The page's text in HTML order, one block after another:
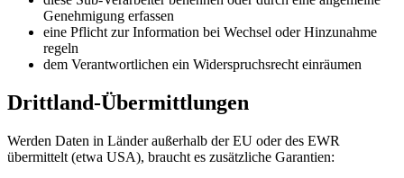
Genehmigung erfassen
eine Pflicht zur Information bei Wechsel oder Hinzunahme
regeln
dem Verantwortlichen ein Widerspruchsrecht einräumen
Drittland-Übermittlungen
Werden Daten in Länder außerhalb der EU oder des EWR
übermittelt (etwa USA), braucht es zusätzliche Garantien: